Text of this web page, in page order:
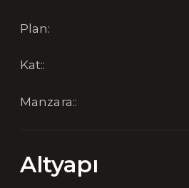
Plan:
Kat::
Manzara::
Altyapı